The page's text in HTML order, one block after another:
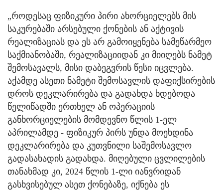
„როდესაც ფიზიკური პირი ახორციელებს მის
საკურებაში არსებული ქონების ან აქტივის
რეალიზაციას და ეს არ გამოიყენება სამეწარმეო
საქმიანობაში, რეალიზაციიდან კი მიიღებს ნამეტ
შემოსავალს, მისი დაბეგვრის წესი იცვლება.
აქამდე ასეთი ნამეტი შემოსავლის დაფიქსირების
დროს დეკლარირება და გადახდა ხდებოდა
წელიწადში ერთხელ ან ოპერაციის
განხორციელების მომდევნო წლის 1-ელ
აპრილამდე - ფიზიკურ პირს უნდა მოეხდინა
დეკლარირება და კუთვნილი საშემოსავლო
გადასახადის გადახდა. მიღებული ცვლილების
თანახმად კი, 2024 წლის 1-ლი იანვრიდან
გასხვისებულ ასეთ ქონებაზე, იქნება ეს